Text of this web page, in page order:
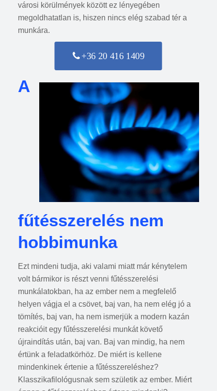
városi körülmények között ez lényegében
megoldhatatlan is, hiszen nincs elég szabad tér a
munkára.
+36 20 416 1409
A
fűtésszerelés nem
hobbimunka
Ezt mindeni tudja, aki valami miatt már kénytelem
volt bármikor is részt venni fűtésszerelési
munkálatokban, ha az ember nem a megfelelő
helyen vágja el a csövet, baj van, ha nem elég jó a
tömítés, baj van, ha nem ismerjük a modern kazán
reakcióit egy fűtésszerelési munkát követő
újraindítás után, baj van. Baj van mindig, ha nem
értünk a feladatkörhöz. De miért is kellene
mindenkinek értenie a fűtésszereléshez?
Klasszikafilológusnak sem születik az ember. Miért